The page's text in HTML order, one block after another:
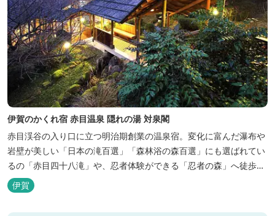
伊賀のかくれ宿 赤目温泉 隠れの湯 対泉閣
赤目渓谷の入り口に立つ明治期創業の温泉宿。変化に富んだ瀑布や
岩壁が美しい「日本の滝百選」「森林浴の森百選」にも選ばれてい
るの「赤目四十八滝」や、忍者体験ができる「忍者の森」へ徒歩５
分と観光にも好立地です。 地下１０００メートルから湧くアルカリ
性単純温泉はしっとり滑らかな肌触りで美肌効果も期待できます。
地元のスギ材を用いた大浴場は、泡風呂を備えた「上忍の湯」、打
伊賀